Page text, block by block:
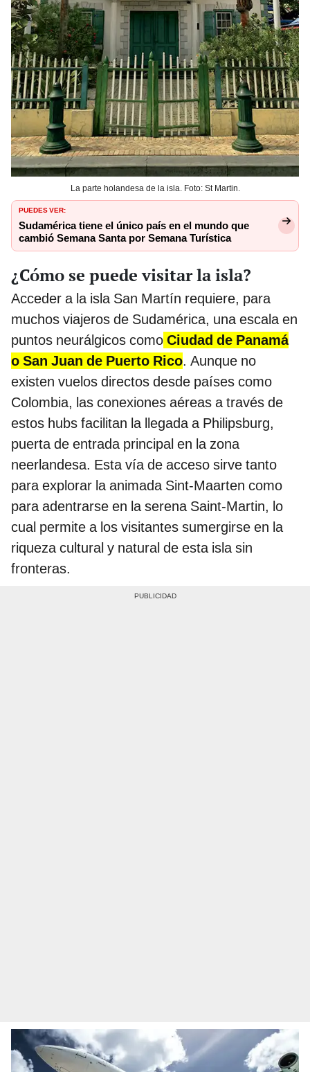
La parte holandesa de la isla. Foto: St Martin.
PUEDES VER:
Sudamérica tiene el único país en el mundo que
cambió Semana Santa por Semana Turística
¿Cómo se puede visitar la isla?
Acceder a la isla San Martín requiere, para
muchos viajeros de Sudamérica, una escala en
puntos neurálgicos como Ciudad de Panamá
o San Juan de Puerto Rico. Aunque no
existen vuelos directos desde países como
Colombia, las conexiones aéreas a través de
estos hubs facilitan la llegada a Philipsburg,
puerta de entrada principal en la zona
neerlandesa. Esta vía de acceso sirve tanto
para explorar la animada Sint-Maarten como
para adentrarse en la serena Saint-Martin, lo
cual permite a los visitantes sumergirse en la
riqueza cultural y natural de esta isla sin
fronteras.